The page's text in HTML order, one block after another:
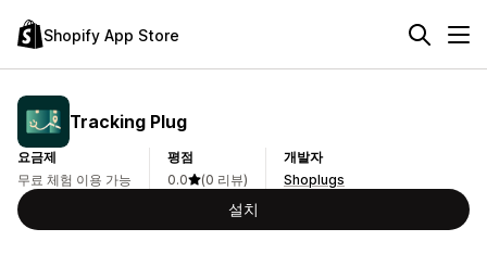
Shopify App Store
Tracking Plug
요금제
무료 체험 이용 가능
평점
0.0
(0 리뷰)
개발자
Shoplugs
설치